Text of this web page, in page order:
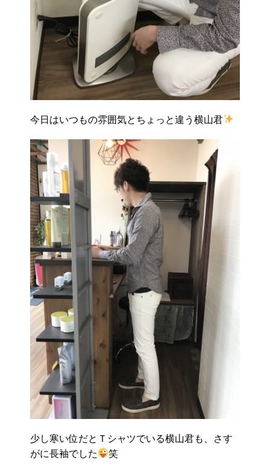
今日はいつもの雰囲気とちょっと違う横山君
少し寒い位だとＴシャツでいる横山君も、さす
がに長袖でした
笑